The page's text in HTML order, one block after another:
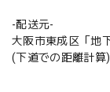
-配送元-
大阪市東成区「地
(下道での距離計算)